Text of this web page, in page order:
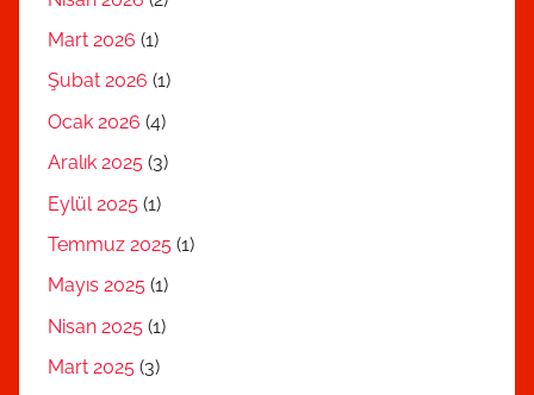
Mart 2026 (1)
Şubat 2026 (1)
Ocak 2026 (4)
Aralık 2025 (3)
Eylül 2025 (1)
Temmuz 2025 (1)
Mayıs 2025 (1)
Nisan 2025 (1)
Mart 2025 (3)